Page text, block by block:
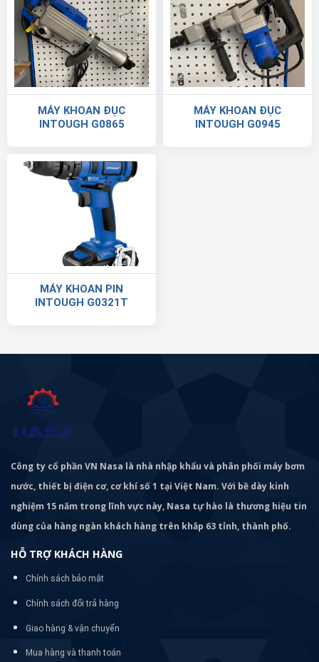
MÁY KHOAN ĐỤC
INTOUGH G0865
MÁY KHOAN ĐỤC
INTOUGH G0945
MÁY KHOAN PIN
INTOUGH G0321T
Công ty cổ phần VN Nasa là nhà nhập khẩu và phân phối máy bơm
nước, thiết bị điện cơ, cơ khí số 1 tại Việt Nam. Với bề dày kinh
nghiệm 15 năm trong lĩnh vực này, Nasa tự hào là thương hiệu tin
dùng của hàng ngàn khách hàng trên khắp 63 tỉnh, thành phố.
HỖ TRỢ KHÁCH HÀNG
Chính sách bảo mật
Chính sách đổi trả hàng
Giao hàng & vận chuyển
Mua hàng và thanh toán